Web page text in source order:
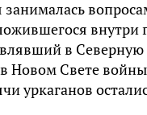
занималась
внутри
в
Новом Свете
уркаганов